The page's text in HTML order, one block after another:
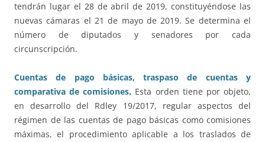
tendrán lugar el 28 de abril de 2019, constituyéndose las
nuevas cámaras el 21 de mayo de 2019. Se determina el
número de diputados y senadores por cada
circunscripción.
Cuentas de pago básicas, traspaso de cuentas y
comparativa de comisiones. Esta orden tiene por objeto,
en desarrollo del Rdley 19/2017, regular aspectos del
régimen de las cuentas de pago básicas como comisiones
máximas, el procedimiento aplicable a los traslados de